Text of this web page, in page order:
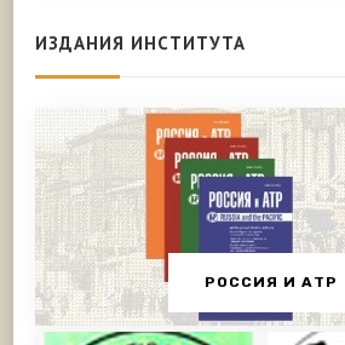
ИЗДАНИЯ ИНСТИТУТА
РОССИЯ И АТР